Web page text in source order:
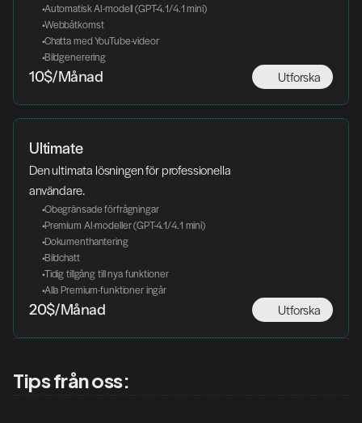
Automatisk AI-modell (GPT-4.1/4.1 mini)
Webbåtkomst
Chatta med YouTube-videor
Bildgenerering
Utforska
10$/Månad
Ultimate
Den ultimata lösningen för professionella
användare.
Obegränsade förfrågningar
Premium AI-modeller (GPT-4.1/4.1 mini)
Dokumenthantering
Bildchatt
Tidig tillgång till nya funktioner
Alla Premium-funktioner ingår
Utforska
20$/Månad
Tips från oss: